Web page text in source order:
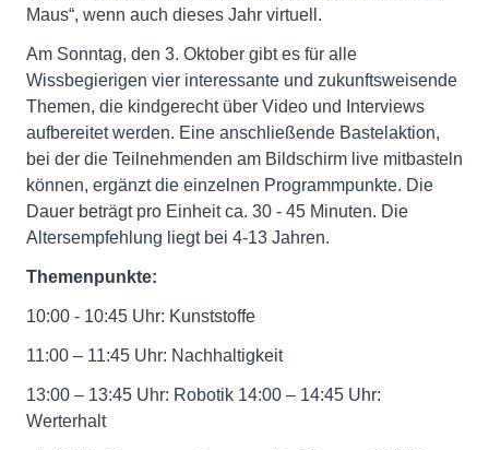
Maus“, wenn auch dieses Jahr virtuell.
Am Sonntag, den 3. Oktober gibt es für alle
Wissbegierigen vier interessante und zukunftsweisende
Themen, die kindgerecht über Video und Interviews
aufbereitet werden. Eine anschließende Bastelaktion,
bei der die Teilnehmenden am Bildschirm live mitbasteln
können, ergänzt die einzelnen Programmpunkte. Die
Dauer beträgt pro Einheit ca. 30 - 45 Minuten. Die
Altersempfehlung liegt bei 4-13 Jahren.
Themenpunkte:
10:00 - 10:45 Uhr: Kunststoffe
11:00 – 11:45 Uhr: Nachhaltigkeit
13:00 – 13:45 Uhr: Robotik 14:00 – 14:45 Uhr:
Werterhalt